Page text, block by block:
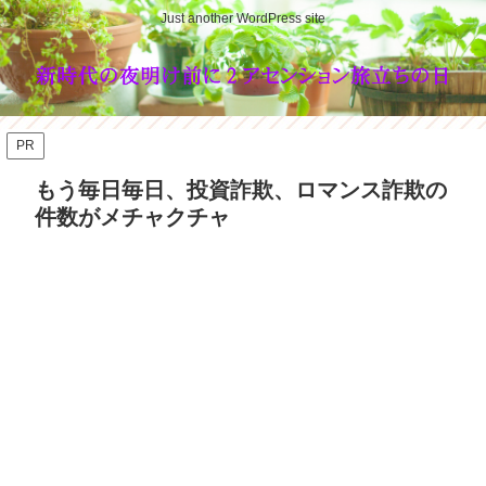
Just another WordPress site
PR
もう毎日毎日、投資詐欺、ロマンス詐欺の
件数がメチャクチャ